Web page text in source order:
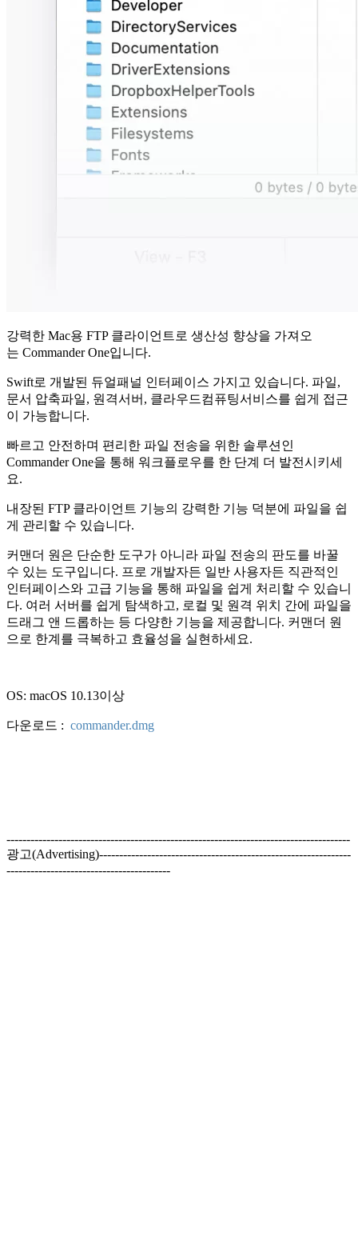
강력한 Mac용 FTP 클라이언트로 생산성 향상을 가져오
는 Commander One입니다.
Swift로 개발된 듀얼패널 인터페이스 가지고 있습니다. 파일,
문서 압축파일, 원격서버, 클라우드컴퓨팅서비스를 쉽게 접근
이 가능합니다.
빠르고 안전하며 편리한 파일 전송을 위한 솔루션인
Commander One을 통해 워크플로우를 한 단계 더 발전시키세
요.
내장된 FTP 클라이언트 기능의 강력한 기능 덕분에 파일을 쉽
게 관리할 수 있습니다.
커맨더 원은 단순한 도구가 아니라 파일 전송의 판도를 바꿀
수 있는 도구입니다. 프로 개발자든 일반 사용자든 직관적인
인터페이스와 고급 기능을 통해 파일을 쉽게 처리할 수 있습니
다. 여러 서버를 쉽게 탐색하고, 로컬 및 원격 위치 간에 파일을
드래그 앤 드롭하는 등 다양한 기능을 제공합니다. 커맨더 원
으로 한계를 극복하고 효율성을 실현하세요.
OS: macOS 10.13이상
다운로드 : commander.dmg
--------------------------------------------------------------------------------------
광고(Advertising)---------------------------------------------------------------
-----------------------------------------